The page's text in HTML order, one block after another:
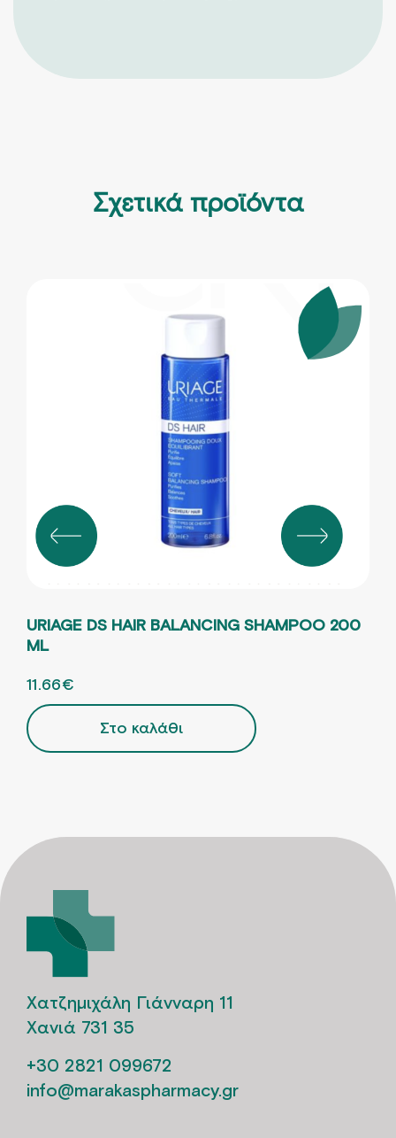
Σχετικά προϊόντα
URIAGE DS HAIR BALANCING SHAMPOO 200
ML
ORIGINAL PRICE WAS: 14.57€.
11.66€
Στο καλάθι
Χατζημιχάλη Γιάνναρη 11
Χανιά 731 35
+30 2821 099672
info@marakaspharmacy.gr